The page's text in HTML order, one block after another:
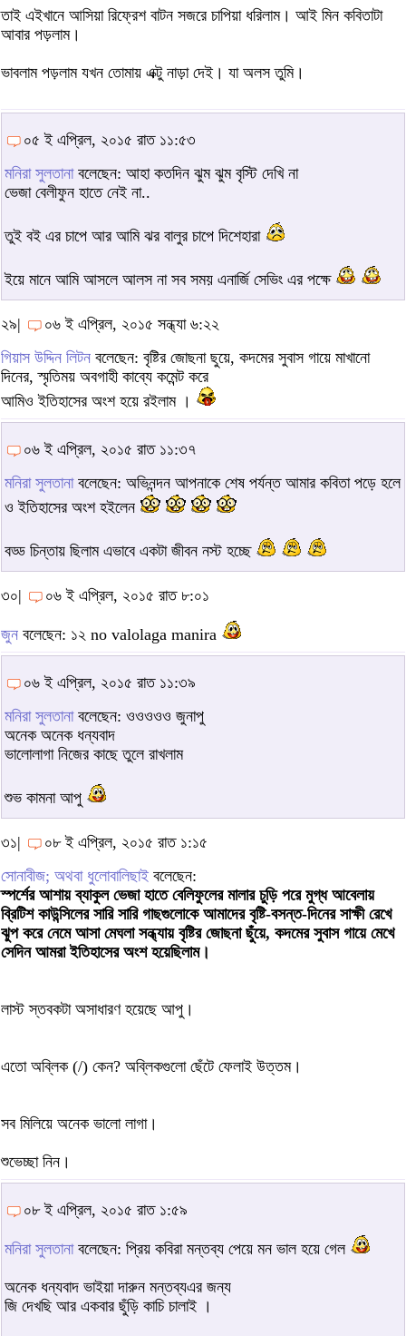
তাই এইখানে আসিয়া রিফ্রেশ বাটন সজরে চাপিয়া ধরিলাম। আই মিন কবিতাটা
আবার পড়লাম।
ভাবলাম পড়লাম যখন তোমায় এক্টু নাড়া দেই। যা অলস তুমি।
০৫ ই এপ্রিল, ২০১৫ রাত ১১:৫৩
মনিরা সুলতানাবলেছেন: আহা কতদিন ঝুম ঝুম বৃস্টি দেখি না
ভেজা বেলীফুন হাতে নেই না..
তুই বই এর চাপে আর আমি ঝর বালুর চাপে দিশেহারা
ইয়ে মানে আমি আসলে আলস না সব সময় এনার্জি সেভিং এর পক্ষে
২৯|
০৬ ই এপ্রিল, ২০১৫ সন্ধ্যা ৬:২২
গিয়াস উদ্দিন লিটন বলেছেন: বৃষ্টির জোছনা ছুয়ে, কদমের সুবাস গায়ে মাখানো
দিনের, স্মৃতিময় অবগাহী কাব্যে কমেন্ট করে
আমিও ইতিহাসের অংশ হয়ে রইলাম ।
০৬ ই এপ্রিল, ২০১৫ রাত ১১:৩৭
মনিরা সুলতানাবলেছেন: অভিনন্দন আপনাকে শেষ পর্যন্ত আমার কবিতা পড়ে হলে
ও ইতিহাসের অংশ হইলেন
বড্ড চিন্তায় ছিলাম এভাবে একটা জীবন নস্ট হচ্ছে
৩০| ০৬ ই এপ্রিল, ২০১৫ রাত ৮:০১
জুন বলেছেন: ১২ no valolaga manira
০৬ ই এপ্রিল, ২০১৫ রাত ১১:৩৯
মনিরা সুলতানাবলেছেন: ওওওওও জুনাপু
অনেক অনেক ধন্যবাদ
ভালোলাগা নিজের কাছে তুলে রাখলাম
শুভ কামনা আপু
৩১|
০৮ ই এপ্রিল, ২০১৫ রাত ১:১৫
সোনাবীজ; অথবা ধুলোবালিছাই বলেছেন:
স্পর্শের আশায় ব্যাকুল ভেজা হাতে বেলিফুলের মালার চুড়ি পরে মুগ্ধ আবেলায়
ব্রিটিশ কাউন্সিলের সারি সারি গাছগুলোকে আমাদের বৃষ্টি-বসন্ত-দিনের সাক্ষী রেখে
ঝুপ করে নেমে আসা মেঘলা সন্ধ্যায় বৃষ্টির জোছনা ছুঁয়ে, কদমের সুবাস গায়ে মেখে
সেদিন আমরা ইতিহাসের অংশ হয়েছিলাম।
লাস্ট স্তবকটা অসাধারণ হয়েছে আপু।
এতো অব্লিক (/) কেন? অব্লিকগুলো ছেঁটে ফেলাই উত্তম।
সব মিলিয়ে অনেক ভালো লাগা।
শুভেচ্ছা নিন।
০৮ ই এপ্রিল, ২০১৫ রাত ১:৫৯
মনিরা সুলতানাবলেছেন: প্রিয় কবিরা মন্তব্য পেয়ে মন ভাল হয়ে গেল
অনেক ধন্যবাদ ভাইয়া দারুন মন্তব্যএর জন্য
জি দেখছি আর একবার ছুঁড়ি কাচি চালাই ।